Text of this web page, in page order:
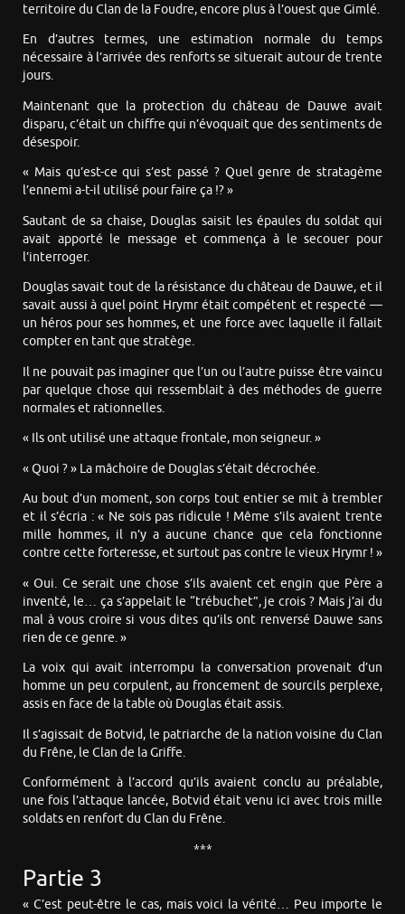
territoire du Clan de la Foudre, encore plus à l’ouest que Gimlé.
En d’autres termes, une estimation normale du temps
nécessaire à l’arrivée des renforts se situerait autour de trente
jours.
Maintenant que la protection du château de Dauwe avait
disparu, c’était un chiffre qui n’évoquait que des sentiments de
désespoir.
« Mais qu’est-ce qui s’est passé ? Quel genre de stratagème
l’ennemi a-t-il utilisé pour faire ça !? »
Sautant de sa chaise, Douglas saisit les épaules du soldat qui
avait apporté le message et commença à le secouer pour
l’interroger.
Douglas savait tout de la résistance du château de Dauwe, et il
savait aussi à quel point Hrymr était compétent et respecté —
un héros pour ses hommes, et une force avec laquelle il fallait
compter en tant que stratège.
Il ne pouvait pas imaginer que l’un ou l’autre puisse être vaincu
par quelque chose qui ressemblait à des méthodes de guerre
normales et rationnelles.
« Ils ont utilisé une attaque frontale, mon seigneur. »
« Quoi ? » La mâchoire de Douglas s’était décrochée.
Au bout d’un moment, son corps tout entier se mit à trembler
et il s’écria : « Ne sois pas ridicule ! Même s’ils avaient trente
mille hommes, il n’y a aucune chance que cela fonctionne
contre cette forteresse, et surtout pas contre le vieux Hrymr ! »
« Oui. Ce serait une chose s’ils avaient cet engin que Père a
inventé, le… ça s’appelait le “trébuchet”, je crois ? Mais j’ai du
mal à vous croire si vous dites qu’ils ont renversé Dauwe sans
rien de ce genre. »
La voix qui avait interrompu la conversation provenait d’un
homme un peu corpulent, au froncement de sourcils perplexe,
assis en face de la table où Douglas était assis.
Il s’agissait de Botvid, le patriarche de la nation voisine du Clan
du Frêne, le Clan de la Griffe.
Conformément à l’accord qu’ils avaient conclu au préalable,
une fois l’attaque lancée, Botvid était venu ici avec trois mille
soldats en renfort du Clan du Frêne.
***
Partie 3
« C’est peut-être le cas, mais voici la vérité… Peu importe le